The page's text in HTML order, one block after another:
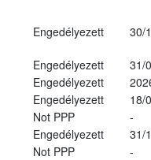
Engedélyezett 30/
Engedélyezett
31/
Engedélyezett
Engedélyezett
18/
Not PPP
-
Engedélyezett
31/
Not PPP
-